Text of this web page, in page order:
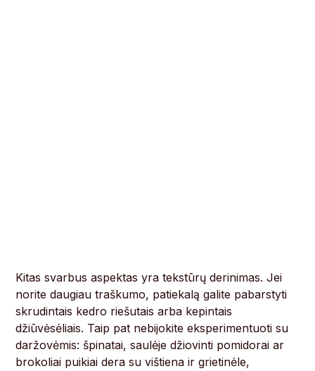
Kitas svarbus aspektas yra tekstūrų derinimas. Jei
norite daugiau traškumo, patiekalą galite pabarstyti
skrudintais kedro riešutais arba kepintais
džiūvėsėliais. Taip pat nebijokite eksperimentuoti su
daržovėmis: špinatai, saulėje džiovinti pomidorai ar
brokoliai puikiai dera su vištiena ir grietinėle,